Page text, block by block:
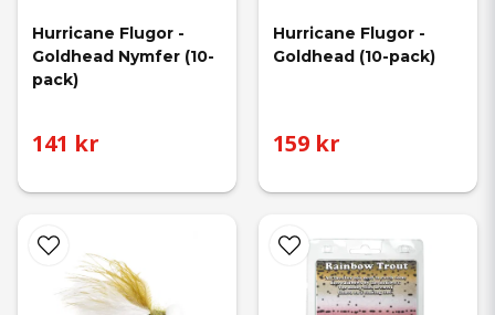
Hurricane Flugor -
Goldhead Nymfer (10-
pack)
141 kr
Hurricane Flugor -
Goldhead (10-pack)
159 kr